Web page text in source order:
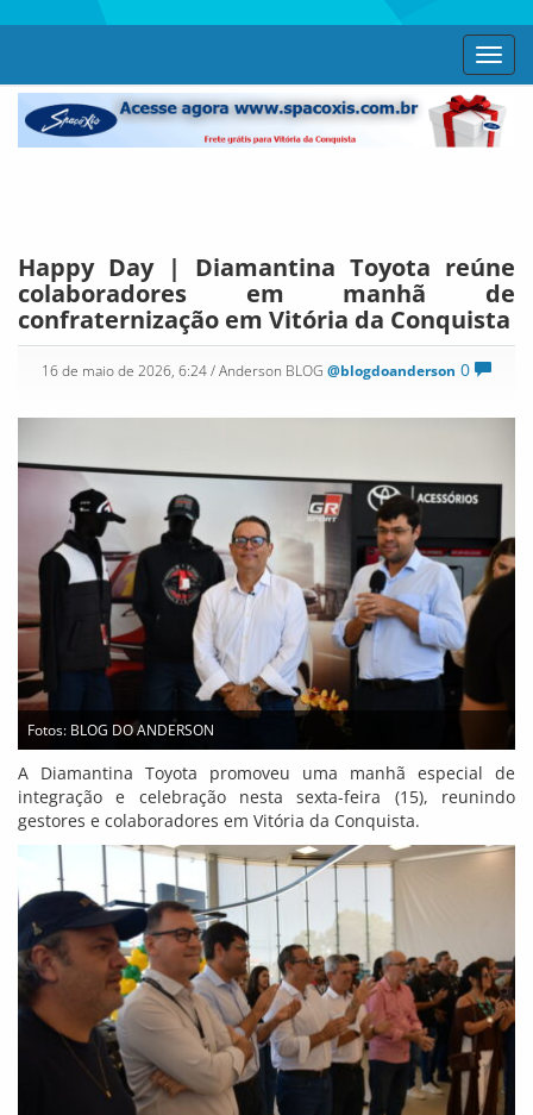
Happy Day | Diamantina Toyota reúne
colaboradores em manhã de
confraternização em Vitória da Conquista
0
16 de maio de 2026, 6:24/ Anderson BLOG @blogdoanderson
Fotos: BLOG DO ANDERSON
A Diamantina Toyota promoveu uma manhã especial de
integração e celebração nesta sexta-feira (15), reunindo
gestores e colaboradores em Vitória da Conquista.